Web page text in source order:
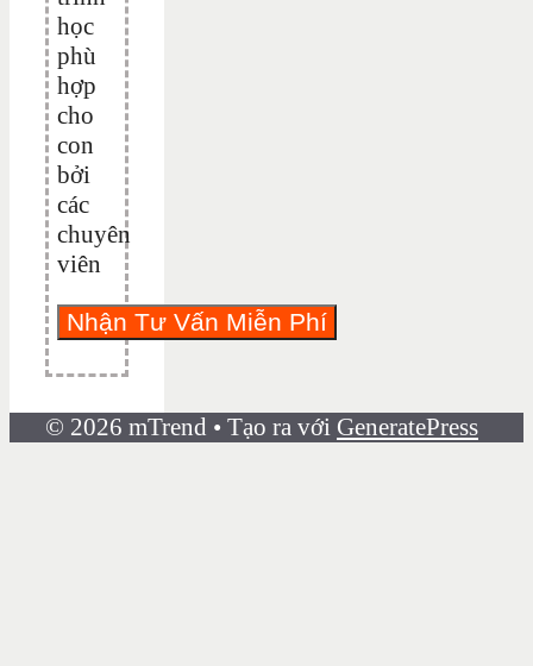
học
phù
hợp
cho
con
bởi
các
chuyên
viên
© 2026 mTrend • Tạo ra với GeneratePress